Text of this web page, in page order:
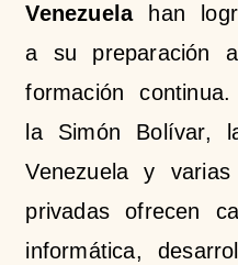
Venezuelahan
a su preparación
formación
la Simón Bolívar,
Venezuela y varias
privadas ofrecen
informática,